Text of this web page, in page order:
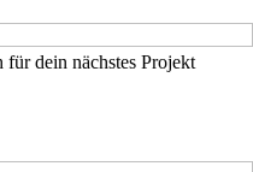
dein nächstes Projekt